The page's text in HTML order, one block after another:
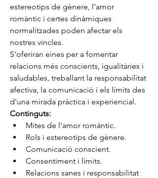
estereotips de gènere, l'amor
romàntic i certes dinàmiques
normalitzades poden afectar els
nostres vincles.
S'oferiran eines per a fomentar
relacions més conscients, igualitàries i
saludables, treballant la responsabilitat
afectiva, la comunicació i els límits des
d'una mirada pràctica i experiencial.
Continguts:
Mites de l'amor romàntic.
Rols i estereotips de gènere.
Comunicació conscient.
Consentiment i límits.
Relacions sanes i responsabilitat